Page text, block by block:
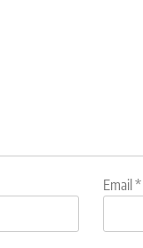
Email*